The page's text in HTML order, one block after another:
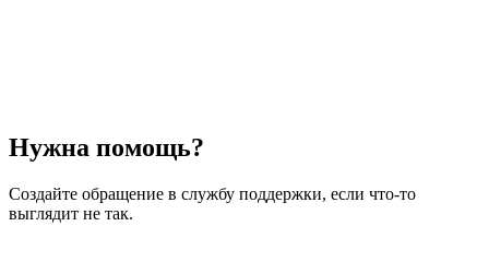
Нужна помощь?
Создайте обращение в службу поддержки, если что-то
выглядит не так.